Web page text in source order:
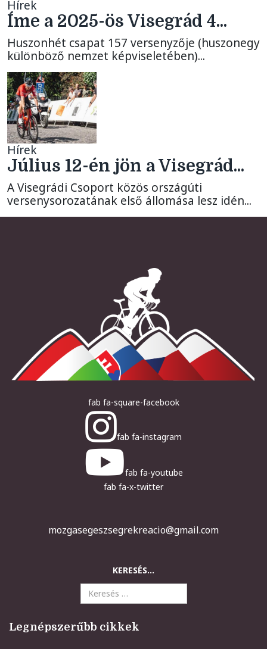
Hírek
Íme a 2025-ös Visegrád 4...
Huszonhét csapat 157 versenyzője (huszonegy
különböző nemzet képviseletében)...
Hírek
Július 12-én jön a Visegrád...
A Visegrádi Csoport közös országúti
versenysorozatának első állomása lesz idén...
fab fa-square-facebook
fab fa-instagram
fab fa-youtube
fab fa-x-twitter
mozgasegeszsegrekreacio@gmail.com
KERESÉS...
Legnépszerűbb cikkek